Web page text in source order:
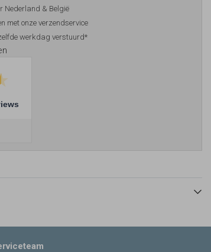
Nederland & België
met onze verzendservice
werkdag verstuurd*